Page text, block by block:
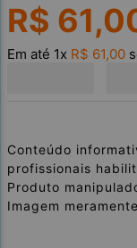
R$ 61,
Em até 1x R$ 61,00
Conteúdo
profissionais
Produto
Imagem